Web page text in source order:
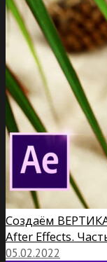
Создаём
After Effects.
05.02.2022